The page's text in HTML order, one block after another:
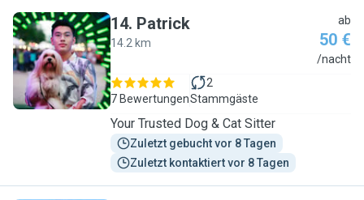
P
14. Patrick
14.2 km
ab
50 €
/nacht
7 Bewertungen
2
Stammgäste
Your Trusted Dog & Cat Sitter
Zuletzt gebucht vor 8 Tagen
Zuletzt kontaktiert vor 8 Tagen